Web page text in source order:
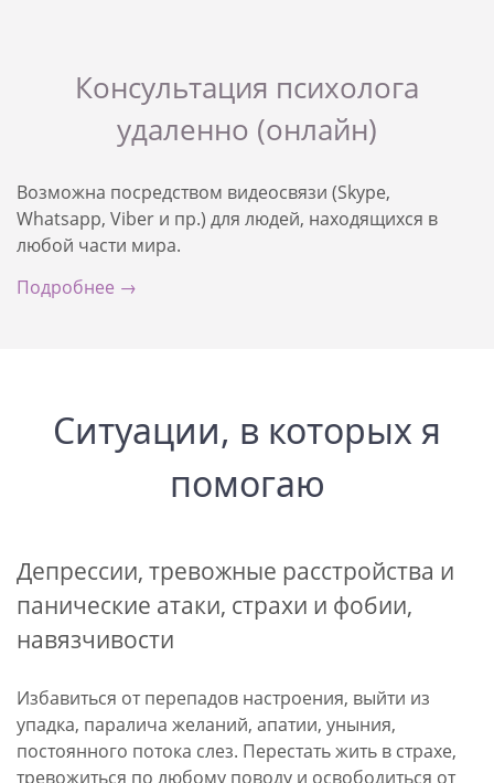
Консультация психолога
удаленно (онлайн)
Возможна посредством видеосвязи (Skype,
Whatsapp, Viber и пр.) для людей, находящихся в
любой части мира.
Подробнее →
Ситуации, в которых я
помогаю
Депрессии, тревожные расстройства и
панические атаки, страхи и фобии,
навязчивости
Избавиться от перепадов настроения, выйти из
упадка, паралича желаний, апатии, уныния,
постоянного потока слез. Перестать жить в страхе,
тревожиться по любому поводу и освободиться от